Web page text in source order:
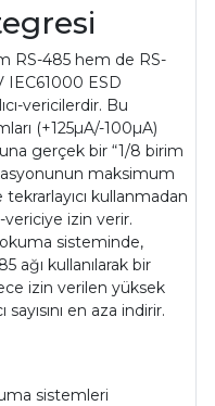
RS-485 hem de RS-
IEC61000 ESD
vericilerdir. Bu
(+125µA/-100µA)
gerçek bir “1/8 birim
maksimum
kullanmadan
vericiye izin verir.
okuma sisteminde,
ağı kullanılarak bir
izin verilen yüksek
en aza indirir.
sistemleri